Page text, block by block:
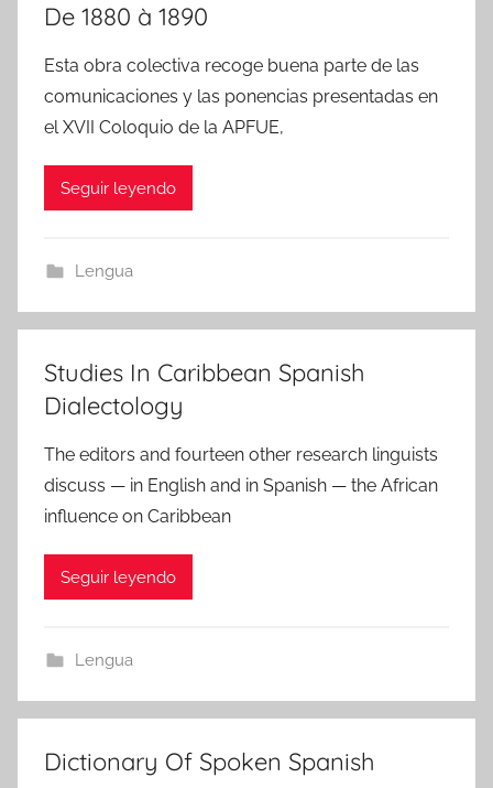
De 1880 à 1890
Esta obra colectiva recoge buena parte de las
comunicaciones y las ponencias presentadas en
el XVII Coloquio de la APFUE,
Seguir leyendo
Lengua
Studies In Caribbean Spanish
Dialectology
The editors and fourteen other research linguists
discuss — in English and in Spanish — the African
influence on Caribbean
Seguir leyendo
Lengua
Dictionary Of Spoken Spanish